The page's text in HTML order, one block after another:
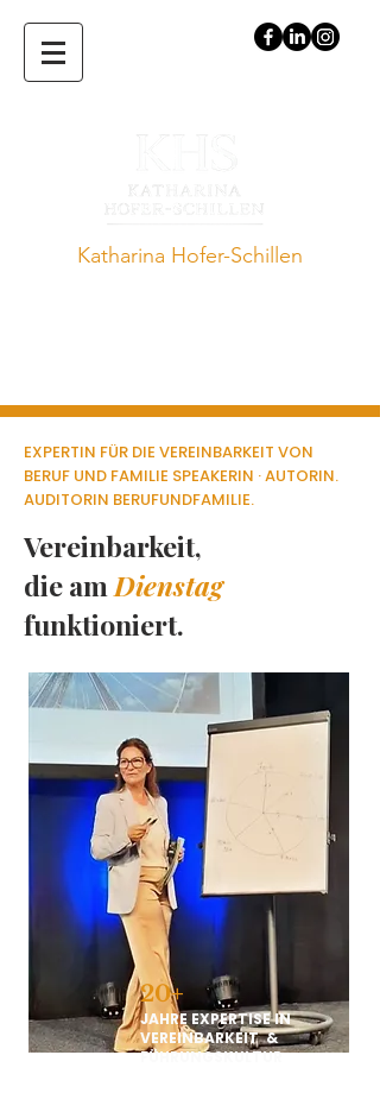
Katharina Hofer-Schillen
EXPERTIN FÜR DIE VEREINBARKEIT VON
BERUF UND FAMILIE SPEAKERIN · AUTORIN.
AUDITORIN BERUFUNDFAMILIE.
Vereinbarkeit,
die am Dienstag
funktioniert.
20+
JAHRE EXPERTISE IN
VEREINBARKEIT &
FÜHRUNGSKULTUR